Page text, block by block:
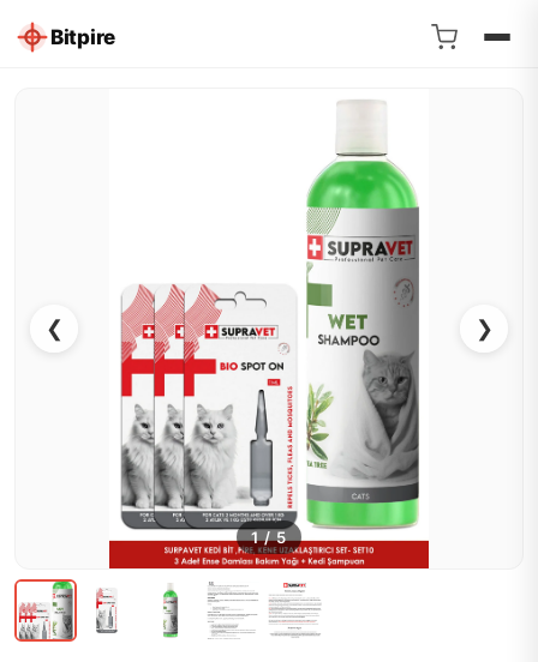
Bitpire
❮ ❯
1/5